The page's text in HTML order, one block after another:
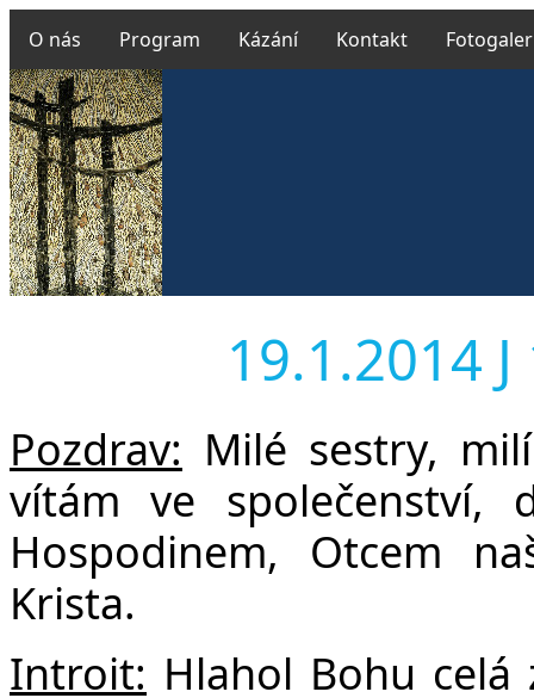
O nás Program Kázání Kontakt
19.1.2014
Pozdrav: Milé sestry,
vítám ve společenství,
Hospodinem, Otcem
Krista.
Introit: Hlahol Bohu celá